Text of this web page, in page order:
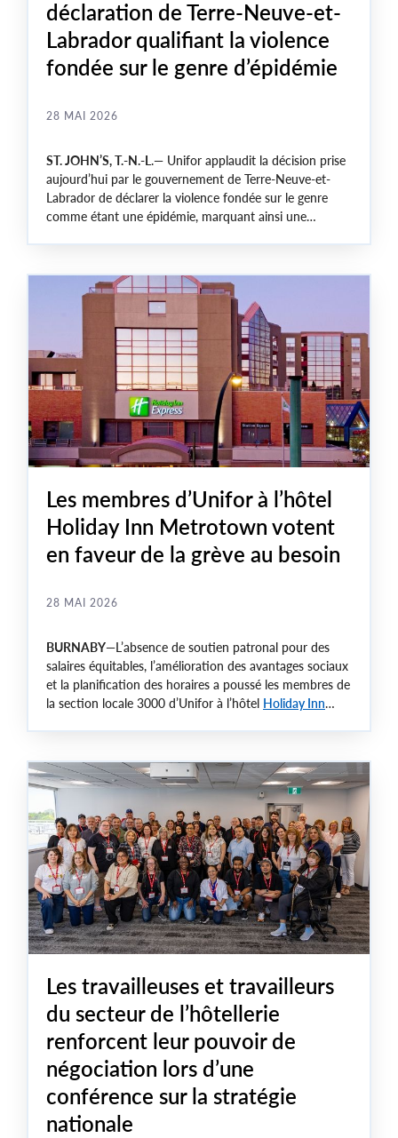
déclaration de Terre-Neuve-et-
Labrador qualifiant la violence
fondée sur le genre d’épidémie
28 MAI 2026
ST. JOHN’S, T.-N.-L.— Unifor applaudit la décision prise
aujourd’hui par le gouvernement de Terre-Neuve-et-
Labrador de déclarer la violence fondée sur le genre
comme étant une épidémie, marquant ainsi une
familles et les communautés partout au Canada.
Les membres d’Unifor à l’hôtel
Holiday Inn Metrotown votent
en faveur de la grève au besoin
28 MAI 2026
BURNABY—L’absence de soutien patronal pour des
salaires équitables, l’amélioration des avantages sociaux
et la planification des horaires a poussé les membres de
la section locale 3000 d’Unifor à l’hôtel Holiday Inn
n’est conclue.
Les travailleuses et travailleurs
du secteur de l’hôtellerie
renforcent leur pouvoir de
négociation lors d’une
conférence sur la stratégie
nationale